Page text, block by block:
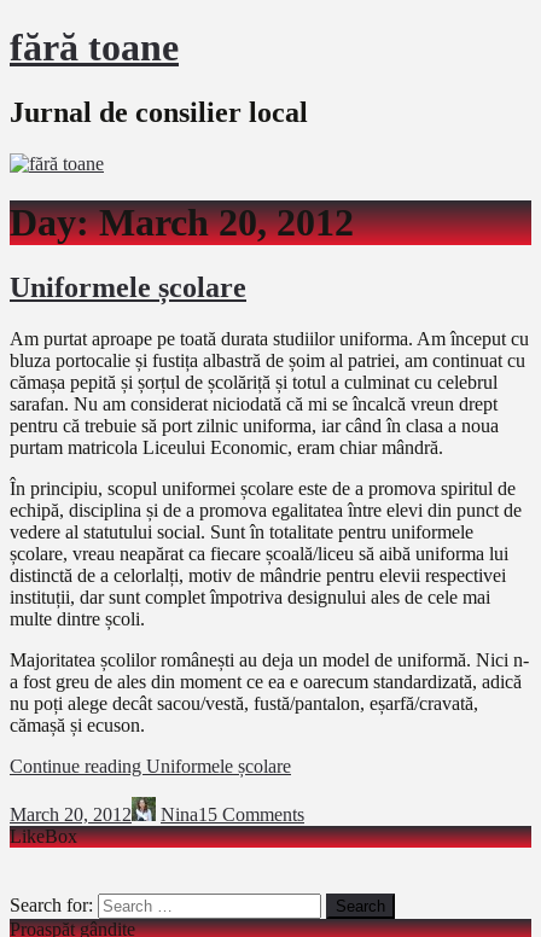
fără toane
Jurnal de consilier local
Day:March 20, 2012
Uniformele școlare
Am purtat aproape pe toată durata studiilor uniforma. Am început cu
bluza portocalie și fustița albastră de șoim al patriei, am continuat cu
cămașa pepită și șorțul de școlăriță și totul a culminat cu celebrul
sarafan. Nu am considerat niciodată că mi se încalcă vreun drept
pentru că trebuie să port zilnic uniforma, iar când în clasa a noua
purtam matricola Liceului Economic, eram chiar mândră.
În principiu, scopul uniformei școlare este de a promova spiritul de
echipă, disciplina și de a promova egalitatea între elevi din punct de
vedere al statutului social. Sunt în totalitate pentru uniformele
școlare, vreau neapărat ca fiecare școală/liceu să aibă uniforma lui
distinctă de a celorlalți, motiv de mândrie pentru elevii respectivei
instituții, dar sunt complet împotriva designului ales de cele mai
multe dintre școli.
Majoritatea școlilor românești au deja un model de uniformă. Nici n-
a fost greu de ales din moment ce ea e oarecum standardizată, adică
nu poți alege decât sacou/vestă, fustă/pantalon, eșarfă/cravată,
cămașă și ecuson.
Continue reading Uniformele școlare
March 20, 2012 Nina15 Comments
LikeBox
Search for:
Proaspăt gândite